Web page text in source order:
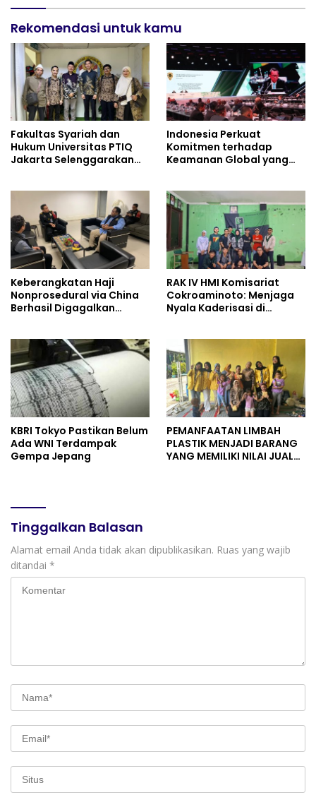
Rekomendasi untuk kamu
Fakultas Syariah dan
Hukum Universitas PTIQ
Jakarta Selenggarakan
Indonesia Perkuat
Komitmen terhadap
Keamanan Global yang
Keberangkatan Haji
Nonprosedural via China
Berhasil Digagalkan
RAK IV HMI Komisariat
Cokroaminoto: Menjaga
Nyala Kaderisasi di
KBRI Tokyo Pastikan Belum
Ada WNI Terdampak
Gempa Jepang
PEMANFAATAN LIMBAH
PLASTIK MENJADI BARANG
YANG MEMILIKI NILAI JUAL
Tinggalkan Balasan
Alamat email Anda tidak akan dipublikasikan. Ruas yang wajib
ditandai *